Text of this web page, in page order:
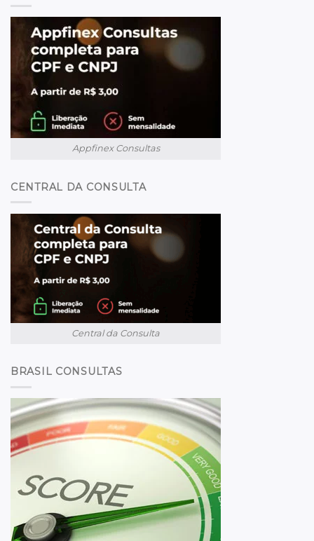
Appfinex Consultas
CENTRAL DA CONSULTA
Central da Consulta
BRASIL CONSULTAS